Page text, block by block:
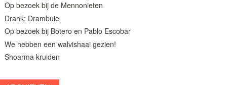
Op bezoek bij de Mennonieten
Drank: Drambuie
Op bezoek bij Botero en Pablo Escobar
We hebben een walvishaai gezien!
Shoarma kruiden